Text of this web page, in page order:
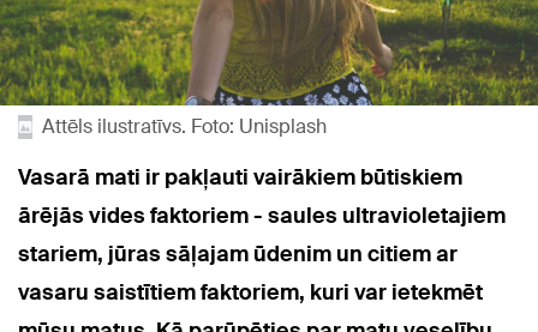
Attēls ilustratīvs. Foto: Unisplash
Vasarā mati ir pakļauti vairākiem būtiskiem
ārējās vides faktoriem - saules ultravioletajiem
stariem, jūras sāļajam ūdenim un citiem ar
vasaru saistītiem faktoriem, kuri var ietekmēt